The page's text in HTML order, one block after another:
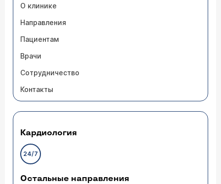
О клинике
Направления
Пациентам
Врачи
Сотрудничество
Контакты
Кардиология
24/7
Остальные направления